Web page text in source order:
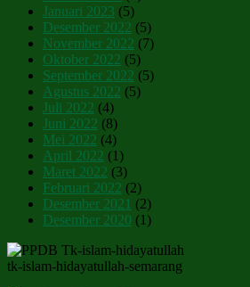
Januari 2023 (5)
Desember 2022 (5)
November 2022 (7)
Oktober 2022 (5)
September 2022 (5)
Agustus 2022 (5)
Juli 2022 (4)
Juni 2022 (8)
Mei 2022 (4)
April 2022 (1)
Maret 2022 (3)
Februari 2022 (2)
Desember 2021 (2)
Desember 2020 (1)
tk-islam-hidayatullah-semarang